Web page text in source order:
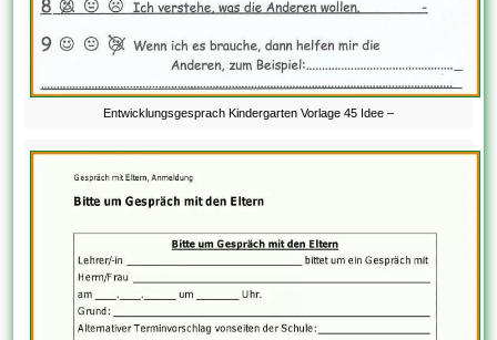
Entwicklungsgesprach Kindergarten Vorlage 45 Idee –